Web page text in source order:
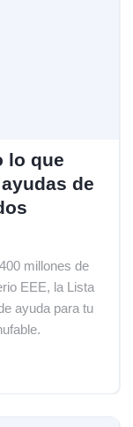
lo que
de
millones de
EEE, la Lista
ayuda para tu